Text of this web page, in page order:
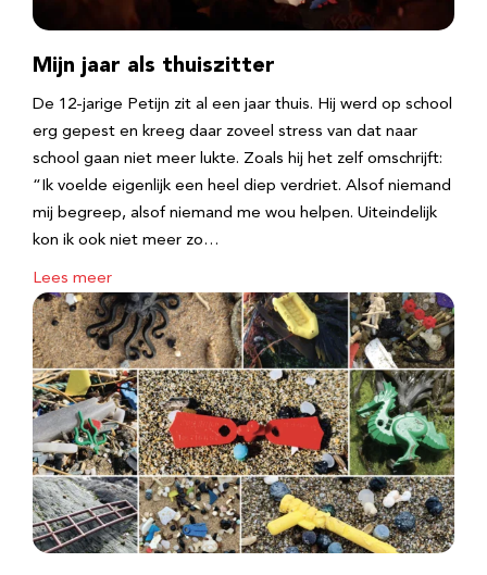
Mijn jaar als thuiszitter
De 12-jarige Petijn zit al een jaar thuis. Hij werd op school
erg gepest en kreeg daar zoveel stress van dat naar
school gaan niet meer lukte. Zoals hij het zelf omschrijft:
“Ik voelde eigenlijk een heel diep verdriet. Alsof niemand
mij begreep, alsof niemand me wou helpen. Uiteindelijk
kon ik ook niet meer zo…
Lees meer